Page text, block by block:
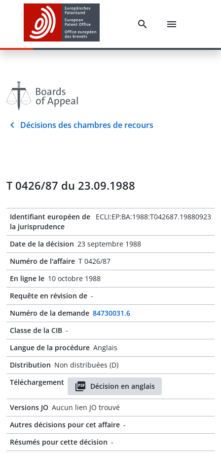
Décisions des chambres de recours
T 0426/87 du 23.09.1988
Identifiant européen de
la jurisprudence
ECLI:EP:BA:1988:T042687.19880923
Date de la décision 23 septembre 1988
Numéro de l'affaire T 0426/87
En ligne le 10 octobre 1988
Requête en révision de -
Numéro de la demande 84730031.6
Classe de la CIB -
Langue de la procédure Anglais
Distribution Non distribuées (D)
Téléchargement
Décision en anglais
Versions JO Aucun lien JO trouvé
Autres décisions pour cet affaire -
Résumés pour cette décision -